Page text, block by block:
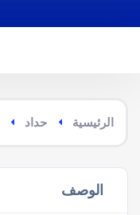
الرئيسية حداد
الوصف